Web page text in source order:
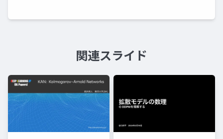
関連スライド